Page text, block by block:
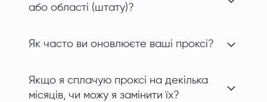
або області (штату)?
Як часто ви оновлюєте ваші проксі?
Якщо я сплачую проксі на декілька
місяців, чи можу я замінити їх?